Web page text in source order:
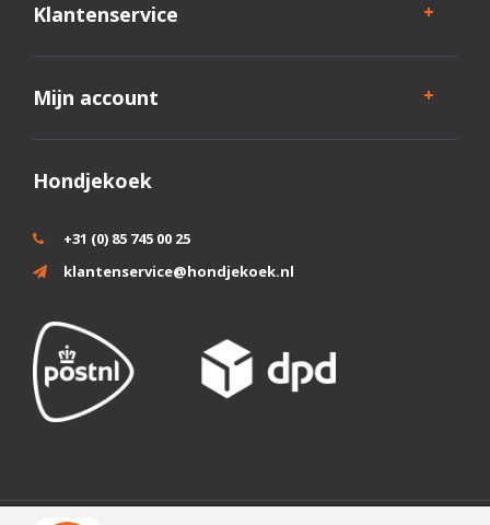
Klantenservice
Mijn account
Hondjekoek
+31 (0) 85 745 00 25
klantenservice@hondjekoek.nl